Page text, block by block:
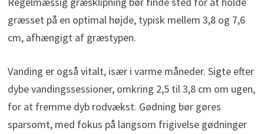
græsset på en optimal højde, typisk mellem 3,8 og 7,6
cm, afhængigt af græstypen.
Vanding er også vitalt, især i varme måneder. Sigte efter
dybe vandingssessioner, omkring 2,5 til 3,8 cm om ugen,
for at fremme dyb rodvækst. Gødning bør gøres
sparsomt, med fokus på langsom frigivelse gødninger